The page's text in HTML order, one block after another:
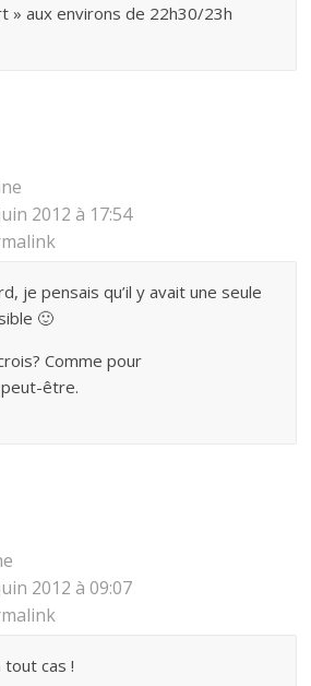
» aux environs de 22h30/23h
2012 à 17:54
je pensais qu’il y avait une seule
🙂
Comme pour
peut-être.
2012 à 09:07
tout cas !